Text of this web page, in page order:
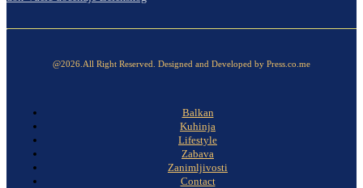
@2026.All Right Reserved. Designed and Developed by Press.co.me
Balkan
Kuhinja
Lifestyle
Zabava
Zanimljivosti
Contact